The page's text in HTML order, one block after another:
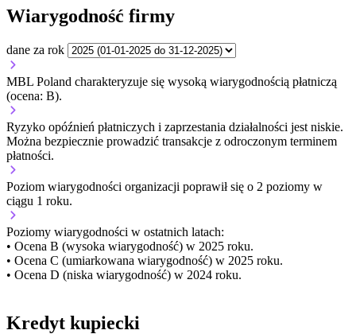
Wiarygodność firmy
dane za rok
MBL Poland charakteryzuje się wysoką wiarygodnością płatniczą
(ocena: B).
Ryzyko opóźnień płatniczych i zaprzestania działalności jest niskie.
Można bezpiecznie prowadzić transakcje z odroczonym terminem
płatności.
Poziom wiarygodności organizacji poprawił się o 2 poziomy w
ciągu 1 roku.
Poziomy wiarygodności w ostatnich latach:
• Ocena B (wysoka wiarygodność) w 2025 roku.
• Ocena C (umiarkowana wiarygodność) w 2025 roku.
• Ocena D (niska wiarygodność) w 2024 roku.
Kredyt kupiecki